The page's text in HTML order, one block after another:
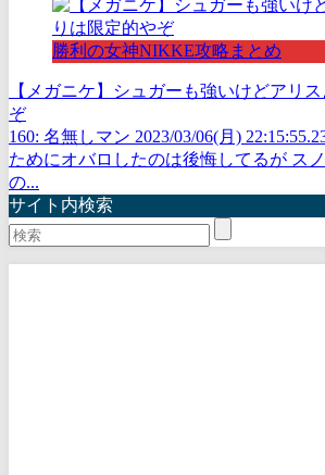
勝利の女神NIKKE攻略まとめ
【メガニケ】シュガーも強いけどアリ
ぞ
160: 名無しマン 2023/03/06(月)
ためにオバロしたのは後悔してるが ス
の...
サイト内検索